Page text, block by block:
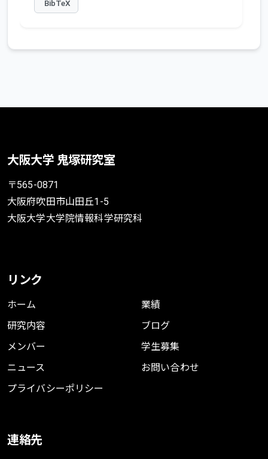
BibTeX
大阪大学 鬼塚研究室
〒565-0871
大阪府吹田市山田丘1-5
大阪大学大学院情報科学研究科
リンク
ホーム
研究内容
メンバー
ニュース
プライバシーポリシー
業績
ブログ
学生募集
お問い合わせ
連絡先